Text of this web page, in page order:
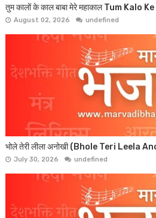
तुम कालों के काल बाबा मेरे महाकाल Tum Kalo
August 02, 2026 undefined
भोले तेरी लीला अनोखी (Bhole Teri Leela
July 30, 2026 undefined